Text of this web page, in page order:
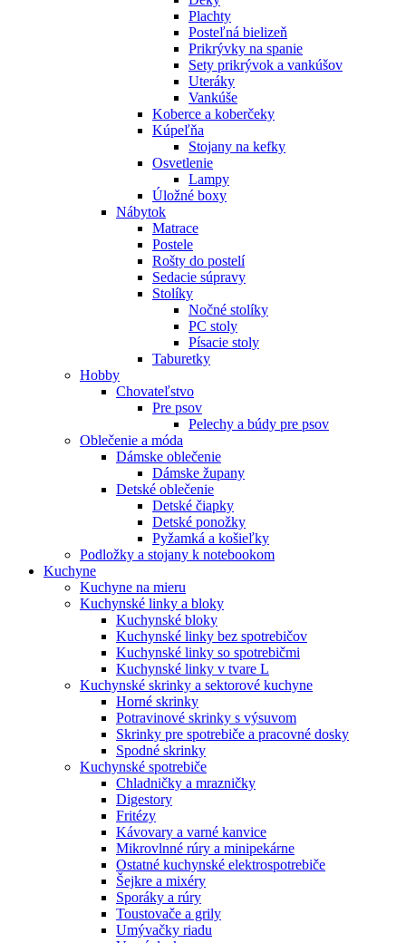
Plachty
Posteľná bielizeň
Prikrývky na spanie
Sety prikrývok a vankúšov
Uteráky
Vankúše
Koberce a koberčeky
Kúpeľňa
Stojany na kefky
Osvetlenie
Lampy
Úložné boxy
Nábytok
Matrace
Postele
Rošty do postelí
Sedacie súpravy
Stolíky
Nočné stolíky
PC stoly
Písacie stoly
Taburetky
Hobby
Chovateľstvo
Pre psov
Pelechy a búdy pre psov
Oblečenie a móda
Dámske oblečenie
Dámske župany
Detské oblečenie
Detské čiapky
Detské ponožky
Pyžamká a košieľky
Podložky a stojany k notebookom
Kuchyne
Kuchyne na mieru
Kuchynské linky a bloky
Kuchynské bloky
Kuchynské linky bez spotrebičov
Kuchynské linky so spotrebičmi
Kuchynské linky v tvare L
Kuchynské skrinky a sektorové kuchyne
Horné skrinky
Potravinové skrinky s výsuvom
Skrinky pre spotrebiče a pracovné dosky
Spodné skrinky
Kuchynské spotrebiče
Chladničky a mrazničky
Digestory
Fritézy
Kávovary a varné kanvice
Mikrovlnné rúry a minipekárne
Ostatné kuchynské elektrospotrebiče
Šejkre a mixéry
Sporáky a rúry
Toustovače a grily
Umývačky riadu